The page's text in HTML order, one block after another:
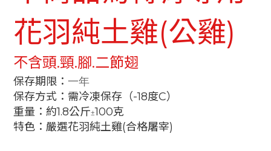
花羽純土雞(公雞)
不含頭.頸.腳.二節翅
保存期限： 一年
保存方式：需冷凍保存（-18度C）
重量：約1.8公斤±100克
特色：嚴選花羽純土雞(合格屠宰)